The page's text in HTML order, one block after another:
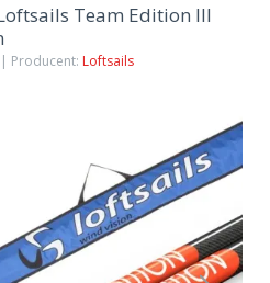
Team Edition III
| Producent: Loftsails